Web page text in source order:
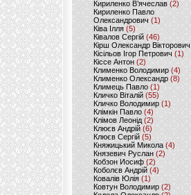
Кириленко В’ячеслав (2)
Кириленко Павло
Олександрович (1)
Ківа Ілля (5)
Ківалов Сергій(46)
Кірш Олександр Вікторович
Кісільов Ігор Петрович (1)
Кіссе Антон (2)
Клименко Володимир(4)
Клименко Олександр (8)
Климець Павло (1)
Кличко Віталій(55)
Кличко Володимир (1)
Клімкін Павло (4)
Клімов Леонід(2)
Клюєв Андрій(6)
Клюєв Сергій (5)
Княжицький Микола(4)
Князевич Руслан (2)
Кобзон Иосиф(2)
Коболєв Андрій (4)
Ковалів Юлія(1)
Ковтун Володимир (2)